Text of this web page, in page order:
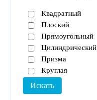
Квадратный
Плоский
Прямоугольный
Цилиндрический
Призма
Круглая